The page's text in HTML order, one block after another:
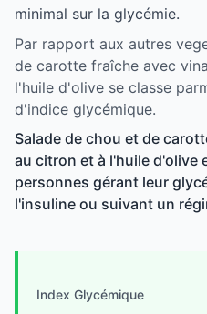
minimal sur la glycémie.
Par rapport aux autres
de carotte fraîche avec
l'huile d'olive se classe
d'indice glycémique.
Salade de chou et de
au citron et à l'huile d'olive
personnes gérant leur
l'insuline ou suivant un
Index Glycémique